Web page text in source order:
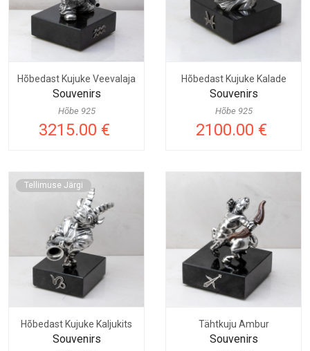
Hõbedast Kujuke Veevalaja
Souvenirs
Hõbe 925
3215.00 €
Hõbedast Kujuke Kalade
Souvenirs
Hõbe 925
2100.00 €
Tellimuse Järgi
Hõbedast Kujuke Kaljukits
Souvenirs
Tähtkuju Ambur
Souvenirs